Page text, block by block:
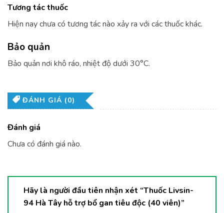
Tương tác thuốc
Hiện nay chưa có tương tác nào xảy ra với các thuốc khác.
Bảo quản
Bảo quản nơi khô ráo, nhiệt độ dưới 30°C.
ĐÁNH GIÁ (0)
Đánh giá
Chưa có đánh giá nào.
Hãy là người đầu tiên nhận xét “Thuốc Livsin-
94 Hà Tây hỗ trợ bổ gan tiêu độc (40 viên)”